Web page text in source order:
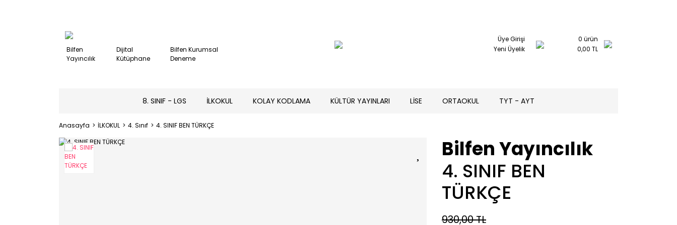
Bilfen
Yayıncılık
Dijital
Kütüphane
Bilfen Kurumsal
Deneme
Üye Girişi
Yeni Üyelik
0 ürün
0,00 TL
8. SINIF - LGS İLKOKUL KOLAY KODLAMA KÜLTÜR YAYINLARI LİSE ORTAOKUL TYT - AYT
Anasayfa İLKOKUL 4. Sınıf 4. SINIF BEN TÜRKÇE
Bilfen Yayıncılık
4. SINIF BEN
TÜRKÇE
930,00 TL